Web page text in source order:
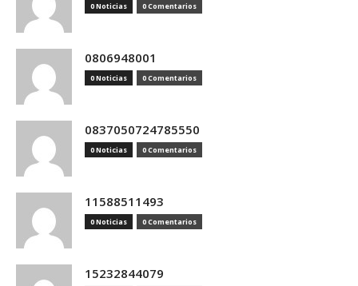
0 Noticias 0 Comentarios
0806948001
0 Noticias 0 Comentarios
0837050724785550
0 Noticias 0 Comentarios
11588511493
0 Noticias 0 Comentarios
15232844079